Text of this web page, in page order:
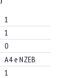
1
1
0
A4 e NZEB
1